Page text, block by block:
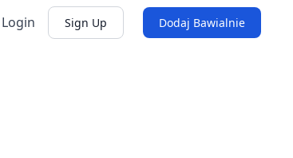
Login Sign Up Dodaj Bawialnie